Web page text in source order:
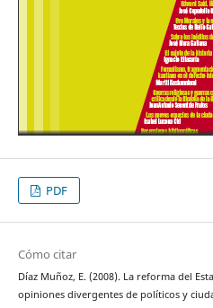
PDF
Cómo citar
Díaz Muñoz, E. (2008). La reforma del
opiniones divergentes de políticos y